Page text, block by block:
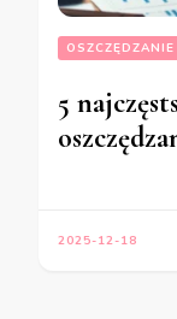
5
2025-12-18